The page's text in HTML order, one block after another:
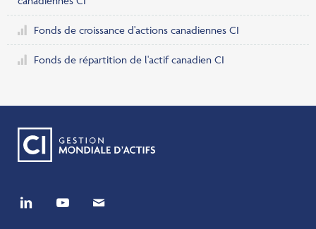
Fonds de croissance d'actions canadiennes CI
Fonds de répartition de l'actif canadien CI